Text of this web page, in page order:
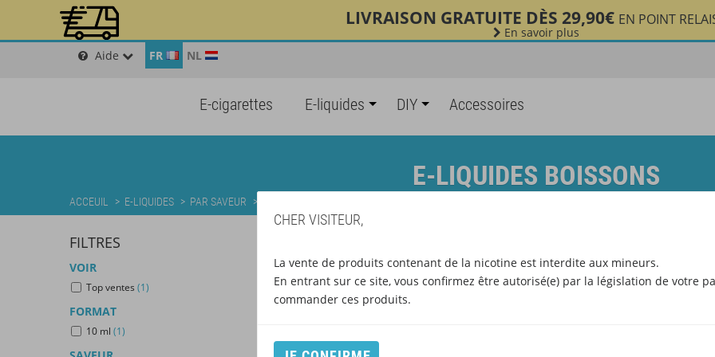
LIVRAISON GRATUITE DÈS 29,90€ EN POINT
En savoir plus
Aide
FR NL
E-cigarettes E-liquides DIY Accessoires
ACCEUIL > E-LIQUIDES > PAR SAVEUR >
E-LIQUIDES BOISSONS
FILTRES
VOIR
Top ventes (1)
FORMAT
10 ml (1)
CHER VISITEUR,
La vente de produits contenant de la nicotine est interdite aux mineurs.
En entrant sur ce site, vous confirmez être autorisé(e) par la législation de votre
commander ces produits.